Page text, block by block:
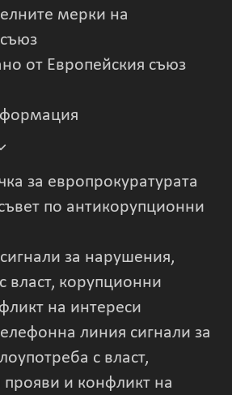
мерки на
от Европейския съюз
за европрокуратурата
по антикорупционни
за нарушения,
власт, корупционни
на интереси
линия сигнали за
с власт,
и конфликт на